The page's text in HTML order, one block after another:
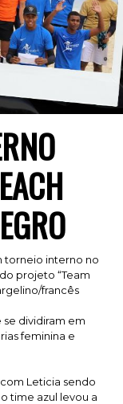
torneio interno no
projeto “Team
francês
se dividiram em
feminina e
Leticia sendo
time azul levou a